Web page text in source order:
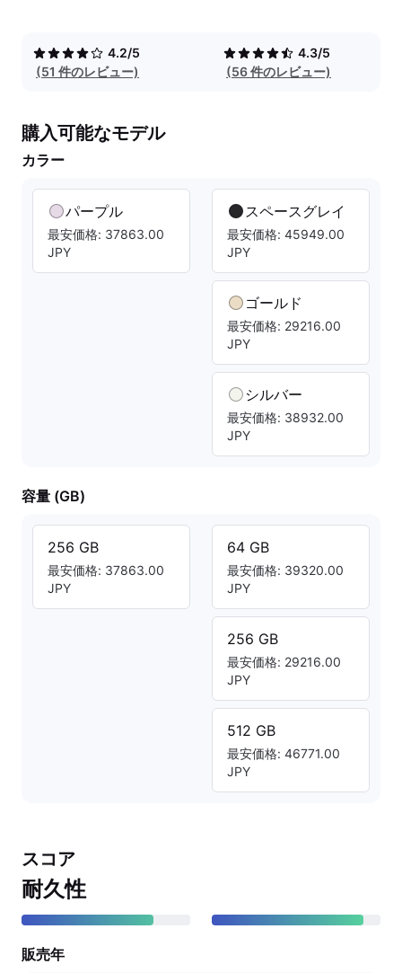
4.2/5
(51 件のレビュー)
4.3/5
(56 件のレビュー)
購入可能なモデル
カラー
パープル
最安価格: 37863.00
JPY
スペースグレイ
最安価格: 45949.00
JPY
ゴールド
最安価格: 29216.00
JPY
シルバー
最安価格: 38932.00
JPY
容量 (GB)
256 GB
最安価格: 37863.00
JPY
64 GB
最安価格: 39320.00
JPY
256 GB
最安価格: 29216.00
JPY
512 GB
最安価格: 46771.00
JPY
スコア
耐久性
販売年